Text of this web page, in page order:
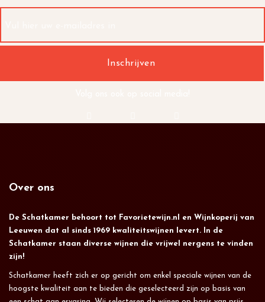
Over ons
De Schatkamer behoort tot Favorietewijn.nl en Wijnkoperij van
Leeuwen dat al sinds 1969 kwaliteitswijnen levert. In de
Schatkamer staan diverse wijnen die vrijwel nergens te vinden
zijn!
Schatkamer heeft zich er op gericht om enkel speciale wijnen van de
hoogste kwaliteit aan te bieden die geselecteerd zijn op basis van